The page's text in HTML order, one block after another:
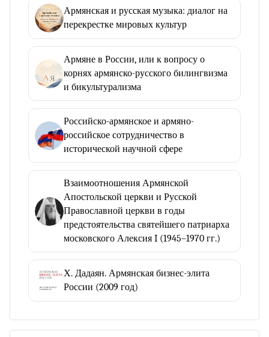
Армянская и русская музыка: диалог на
перекрестке мировых культур
Армяне в России, или к вопросу о
корнях армянско-русского билингвизма
и бикультурализма
Российско-армянское и армяно-
российское сотрудничество в
исторической научной сфере
Взаимоотношения Армянской
Апостольской церкви и Русской
Православной церкви в годы
предстоятельства святейшего патриарха
московского Алексия I (1945–1970 гг.)
Х. Дадаян. Армянская бизнес-элита
России (2009 год)